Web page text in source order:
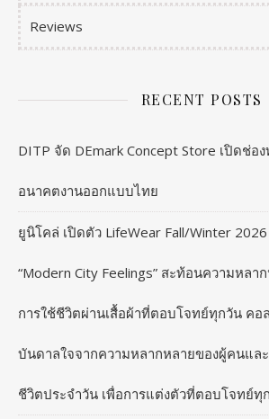
Reviews
RECENT POSTS
DITP จัด DEmark Concept Store เปิดช่อ
อนาคตงานออกแบบไทย
ยูนิโคล่ เปิดตัว LifeWear Fall/Winter
“Modern City Feelings” สะท้อนความหลา
การใช้ชีวิตผ่านเสื้อผ้าที่ตอบโจทย์ทุกวัน คอ
บันดาลใจจากความหลากหลายของผู้คนและ
ชีวิตประจำวัน เพื่อการแต่งตัวที่ตอบโจทย์ทุ